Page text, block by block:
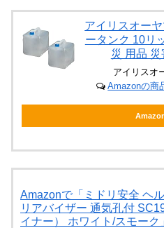
アイリスオー
ータンク 10リ
災 用品
アイリスオ
Amazonの商
Amazonで「ミドリ安全 ヘ
リアバイザー 通気孔付
イナー） ホワイト/スモー